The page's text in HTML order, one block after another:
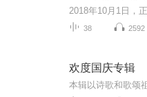
38 2592
欢度国庆专辑